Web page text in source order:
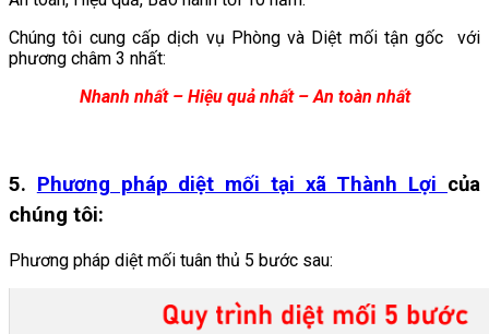
Chúng tôi cung cấp dịch vụ Phòng và Diệt mối tận gốc với
phương châm 3 nhất:
Nhanh nhất – Hiệu quả nhất – An toàn nhất
5. Phương pháp diệt mối tại xã Thành Lợi của
chúng tôi:
Phương pháp diệt mối tuân thủ 5 bước sau: